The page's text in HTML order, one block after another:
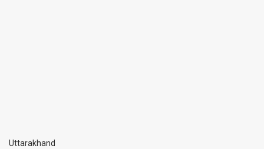
Uttarakhand